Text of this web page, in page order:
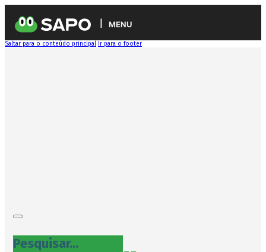
MENU
Saltar para o conteúdo principal Ir para o footer
Pesquisar...